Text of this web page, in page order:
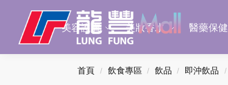
美容護膚 美妝香水 醫藥保健
Search
首頁 / 飲食專區 / 飲品 / 即沖飲品 /